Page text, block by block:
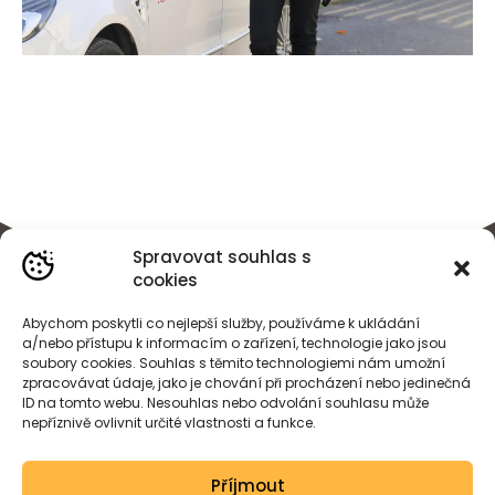
Spravovat souhlas s
cookies
Abychom poskytli co nejlepší služby, používáme k ukládání
a/nebo přístupu k informacím o zařízení, technologie jako jsou
soubory cookies. Souhlas s těmito technologiemi nám umožní
zpracovávat údaje, jako je chování při procházení nebo jedinečná
ID na tomto webu. Nesouhlas nebo odvolání souhlasu může
nepříznivě ovlivnit určité vlastnosti a funkce.
Příjmout
BÁRAHEJDOVÁ